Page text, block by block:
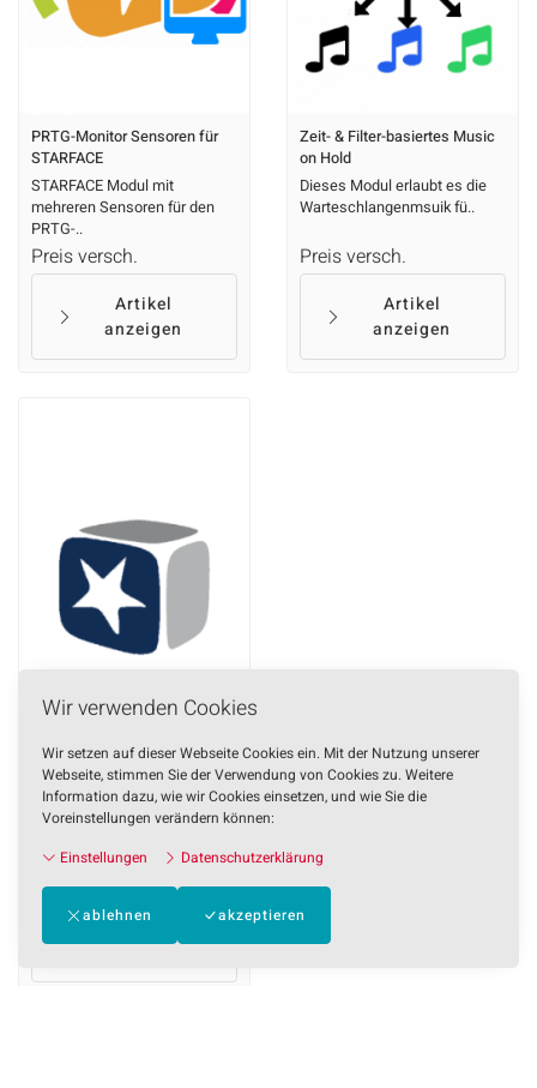
Wir verwenden Cookies
Wir setzen auf dieser Webseite Cookies ein. Mit der Nutzung unserer
Webseite, stimmen Sie der Verwendung von Cookies zu. Weitere
Information dazu, wie wir Cookies einsetzen, und wie Sie die
Voreinstellungen verändern können:
Einstellungen
Datenschutzerklärung
ablehnen akzeptieren
PRTG-Monitor Sensoren für
STARFACE
STARFACE Modul mit
mehreren Sensoren für den
PRTG-..
Preis versch.
Artikel
anzeigen
Zeit- & Filter-basiertes Music
on Hold
Dieses Modul erlaubt es die
Warteschlangenmsuik fü..
Preis versch.
Artikel
anzeigen
Zeitgesteuerte Umleitung ++
Bringt gewisse
Verbesserungen gegenüber
dem Origin..
Artikel
anzeigen